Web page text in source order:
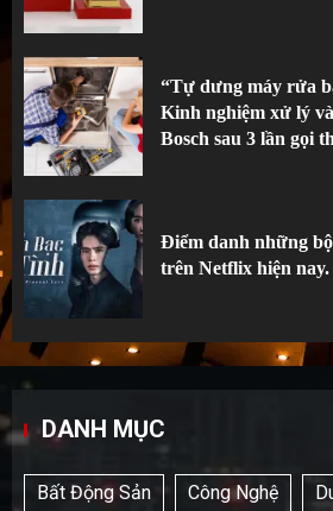
“Tự dưng máy rửa
Kinh nghiệm xử lý
Bosch sau 3 lần gọi
Điểm danh những
trên Netflix hiện nay.
DANH MỤC
Bất Động Sản Công Nghệ